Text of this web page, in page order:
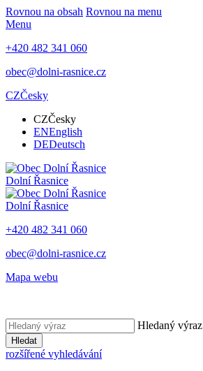
Rovnou na obsah Rovnou na menu
Menu
+420 482 341 060
obec@dolni-rasnice.cz
CZČesky
CZČesky
ENEnglish
DEDeutsch
Dolní Řasnice
Dolní Řasnice
+420 482 341 060
obec@dolni-rasnice.cz
Mapa webu
Hledaný výraz
Hledat
rozšířené vyhledávání